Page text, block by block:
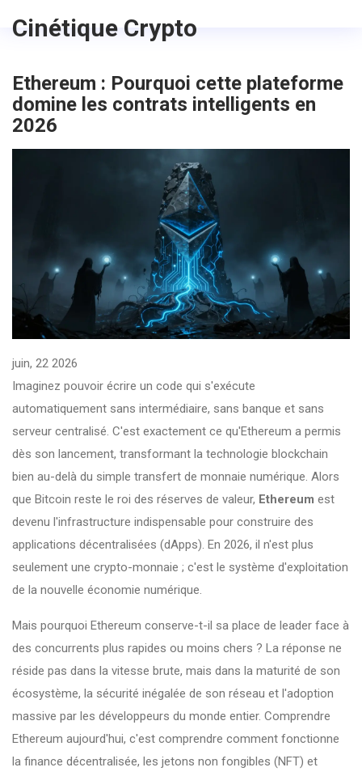
Cinétique Crypto
Ethereum : Pourquoi cette plateforme
domine les contrats intelligents en
2026
juin, 22 2026
Imaginez pouvoir écrire un code qui s'exécute
automatiquement sans intermédiaire, sans banque et sans
serveur centralisé. C'est exactement ce qu'Ethereum a permis
dès son lancement, transformant la technologie blockchain
bien au-delà du simple transfert de monnaie numérique. Alors
que Bitcoin reste le roi des réserves de valeur, Ethereum est
devenu l'infrastructure indispensable pour construire des
applications décentralisées (dApps). En 2026, il n'est plus
seulement une crypto-monnaie ; c'est le système d'exploitation
de la nouvelle économie numérique.
Mais pourquoi Ethereum conserve-t-il sa place de leader face à
des concurrents plus rapides ou moins chers ? La réponse ne
réside pas dans la vitesse brute, mais dans la maturité de son
écosystème, la sécurité inégalée de son réseau et l'adoption
massive par les développeurs du monde entier. Comprendre
Ethereum aujourd'hui, c'est comprendre comment fonctionne
la finance décentralisée, les jetons non fongibles (NFT) et